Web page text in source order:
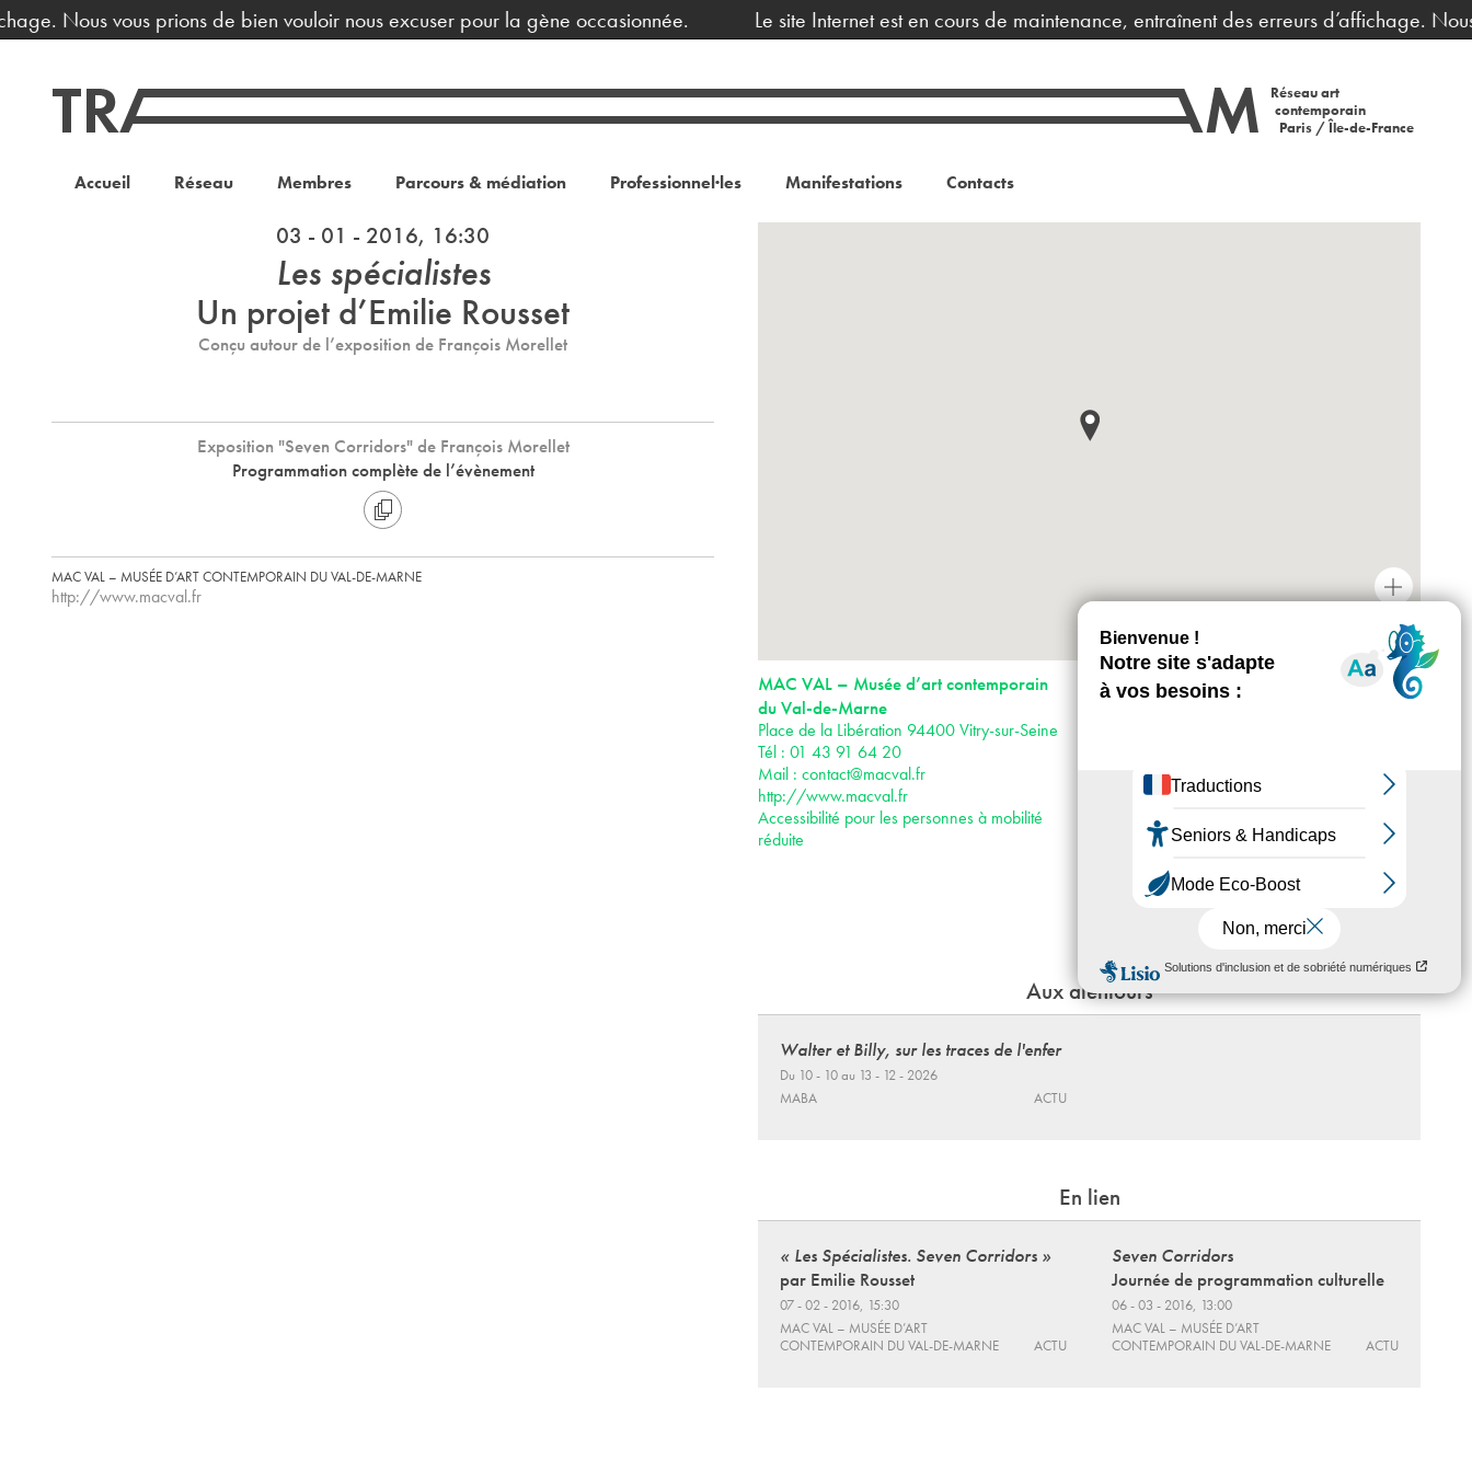
Nous vous prions de bien vouloir nous excuser pour la gène occasionnée. Le site Internet est en cours de maintenance, entraînent des erreurs d’affichage.
Réseau art
contemporain
Paris / Île-de-France
Accueil Réseau Membres Parcours & médiation Professionnel·les Manifestations Contacts
03 - 01 - 2016, 16:30
Les spécialistes
Un projet d’Emilie Rousset
Conçu autour de l’exposition de François Morellet
Exposition "Seven Corridors" de François Morellet
Programmation complète de l’évènement
MAC VAL – MUSÉE D’ART CONTEMPORAIN DU VAL-DE-MARNE
http://www.macval.fr +
-
MAC VAL – Musée d’art contemporain
du Val-de-Marne
Place de la Libération 94400 Vitry-sur-Seine
Tél : 01 43 91 64 20
Mail : contact@macval.fr
http://www.macval.fr
Accessibilité pour les personnes à mobilité
réduite
Horaires : Ouvert du mardi au dimanche de
11h à 18h
de chaque mois
Accès :
· RER C
· Bus 180
· Voiture : Porte de Choisy, D5 jusqu’à la
place de la Libération
Aux alentours
Walter et Billy, sur les traces de l'enfer
Du 10 - 10 au 13 - 12 - 2026
MABA
ACTU
En lien
« Les Spécialistes. Seven Corridors »
par Emilie Rousset
07 - 02 - 2016, 15:30
MAC VAL – MUSÉE D’ART
CONTEMPORAIN DU VAL-DE-MARNE
ACTU
Seven Corridors
Journée de programmation culturelle
06 - 03 - 2016, 13:00
MAC VAL – MUSÉE D’ART
CONTEMPORAIN DU VAL-DE-MARNE
ACTU